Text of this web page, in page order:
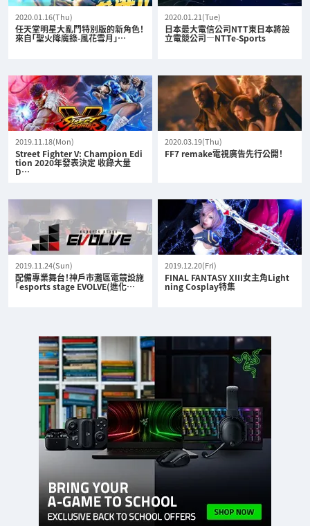
2020.01.16(Thu)
任天堂明星大亂鬥特別版的新角色！
來自「聖火降魔錄-風花雪月」…
2020.01.21(Tue)
日本最大電信公司NTT東日本將設
立電競公司—NTTe-Sports
2019.11.18(Mon)
Street Fighter V: Champion Edi
tion 2020年發表決定 收錄大量
D…
2020.03.19(Thu)
FF7 remake電視廣告先行公開！
2019.11.24(Sun)
配備專業舞台！神戶市灘區電競設施
「esports stage EVOLVE(進化…
2019.12.20(Fri)
FINAL FANTASY XIII女主角Light
ning Cosplay特集